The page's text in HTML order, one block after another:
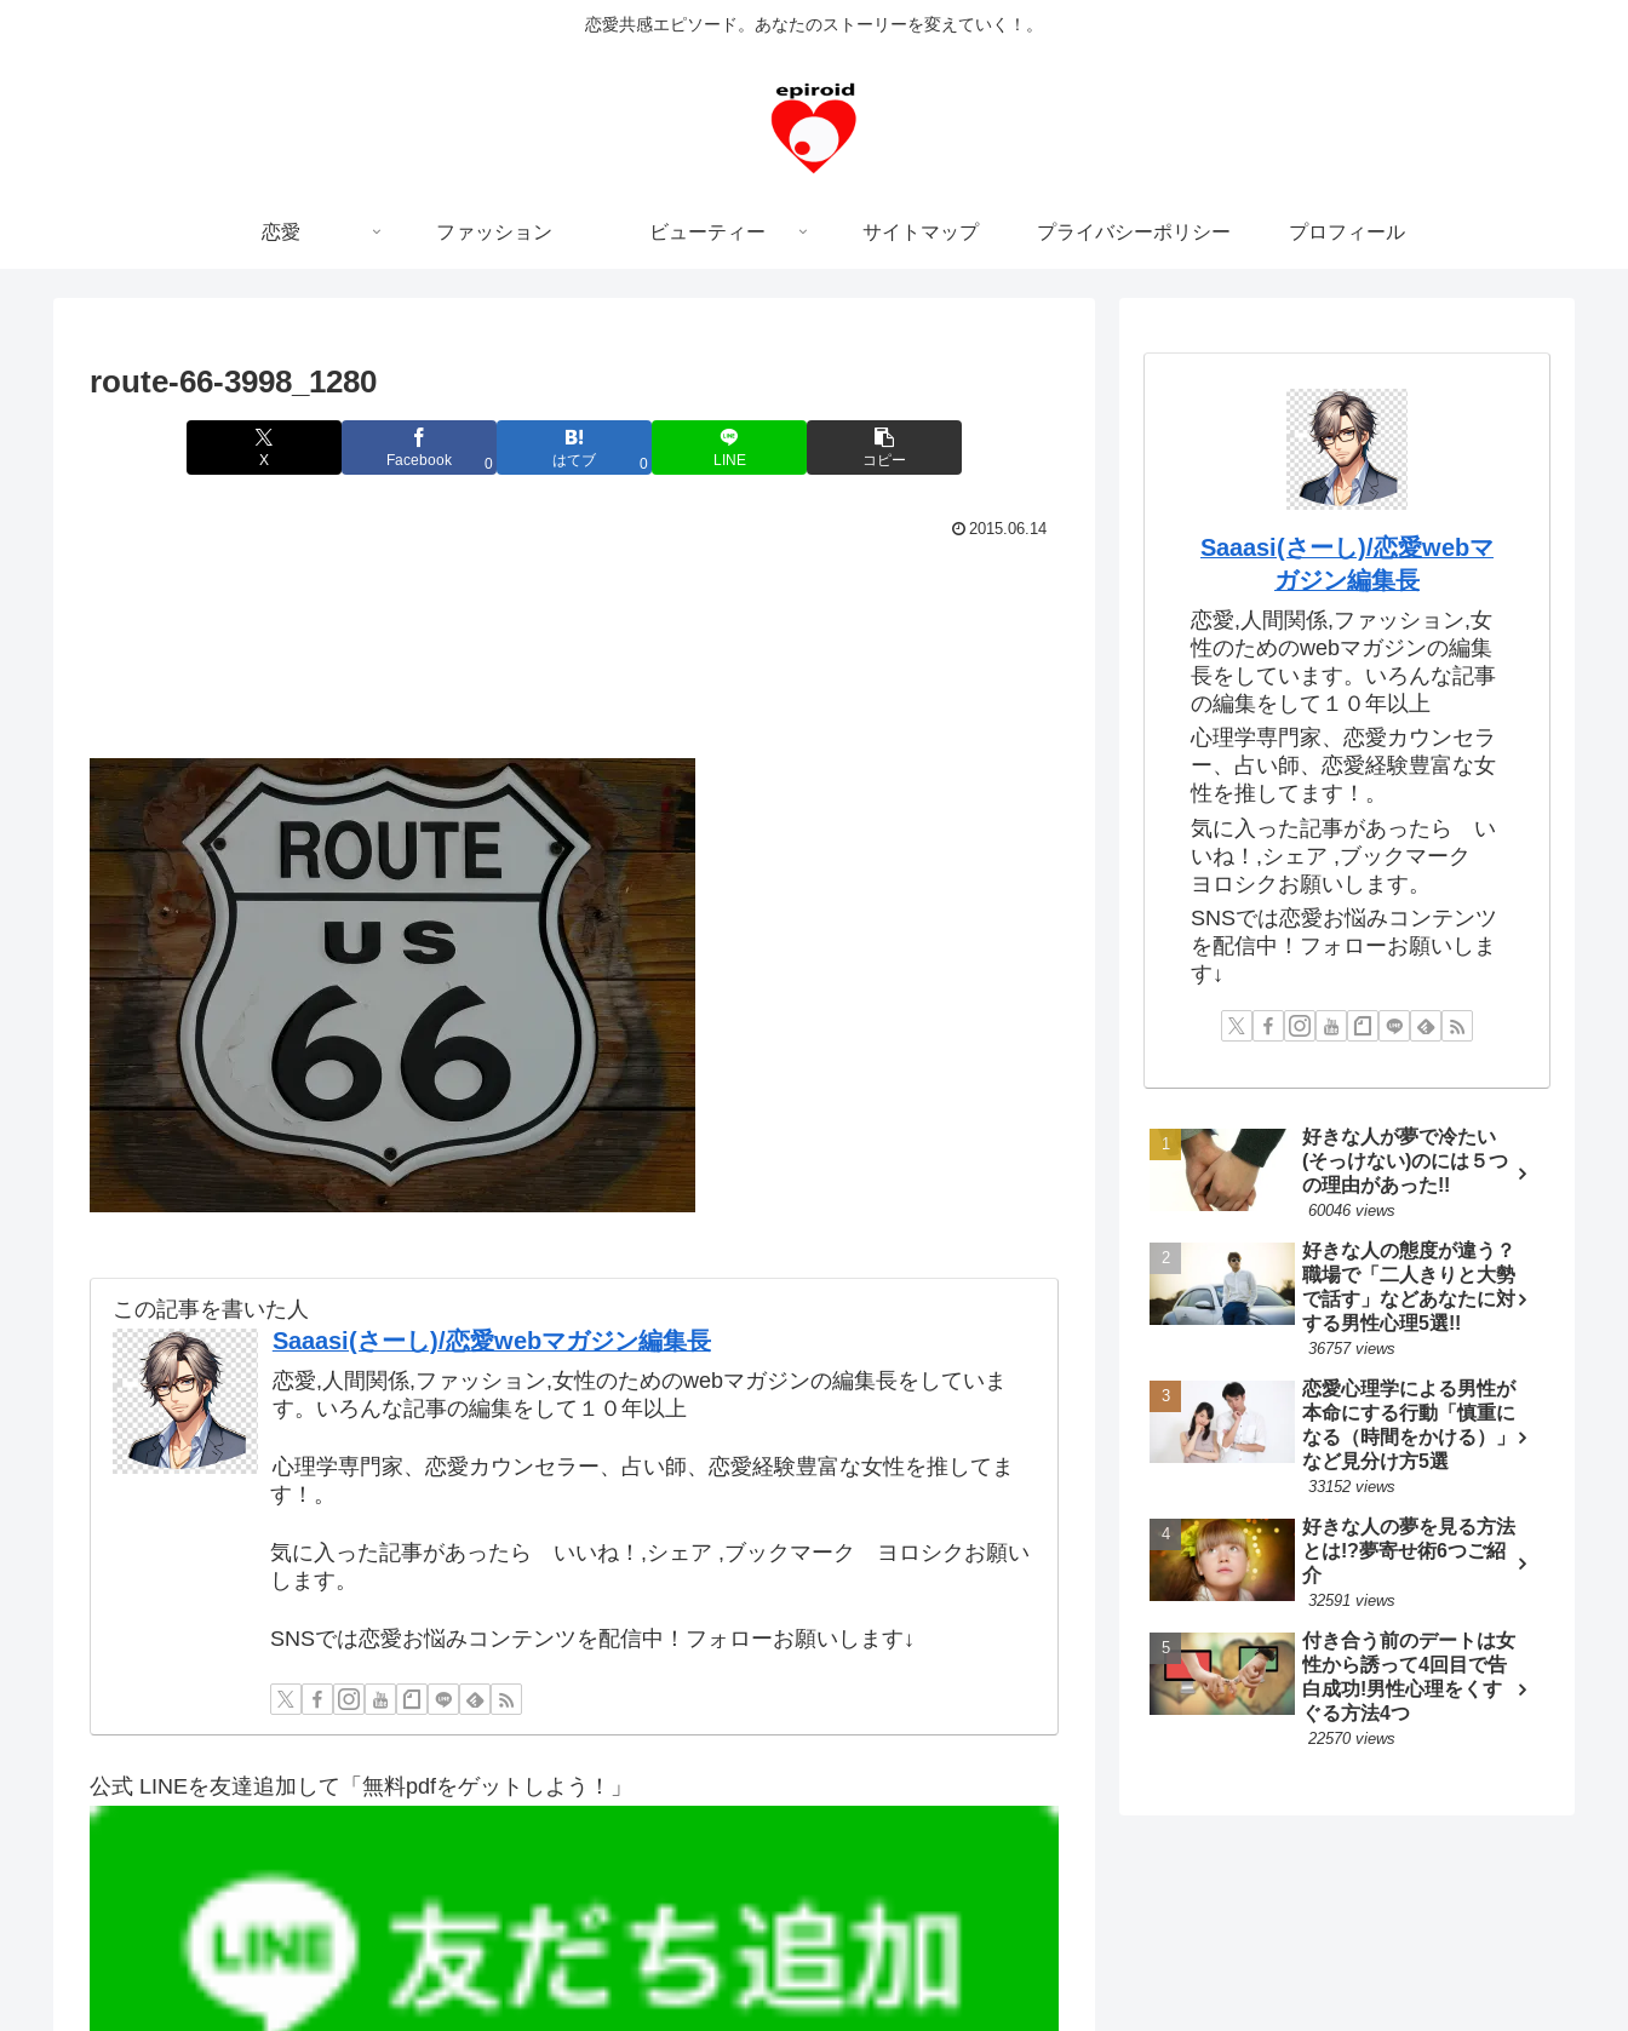
恋愛共感エピソード。あなたのストーリーを変えていく！。
恋愛 ファッション ビューティー サイトマップ プライバシーポリシー プロフィール
route-66-3998_1280
X Facebook 0 はてブ 0 LINE コピー
2015.06.14
この記事を書いた人
Saaasi(さーし)/恋愛webマガジン編集長
恋愛,人間関係,ファッション,女性のためのwebマガジンの編集長をしていま
す。いろんな記事の編集をして１０年以上
心理学専門家、恋愛カウンセラー、占い師、恋愛経験豊富な女性を推してま
す！。
気に入った記事があったら いいね！,シェア ,ブックマーク ヨロシクお願い
します。
SNSでは恋愛お悩みコンテンツを配信中！フォローお願いします↓
公式 LINEを友達追加して「無料pdfをゲットしよう！」
Saaasi(さーし)/恋愛webマ
ガジン編集長
恋愛,人間関係,ファッション,女
性のためのwebマガジンの編集
長をしています。いろんな記事
の編集をして１０年以上
心理学専門家、恋愛カウンセラ
ー、占い師、恋愛経験豊富な女
性を推してます！。
気に入った記事があったら い
いね！,シェア ,ブックマーク
ヨロシクお願いします。
SNSでは恋愛お悩みコンテンツ
を配信中！フォローお願いしま
す↓
好きな人が夢で冷たい
(そっけない)のには５つ
の理由があった!!
60046 views
好きな人の態度が違う？
職場で「二人きりと大勢
で話す」などあなたに対
する男性心理5選!!
36757 views
恋愛心理学による男性が
本命にする行動「慎重に
なる（時間をかける）」
など見分け方5選
33152 views
好きな人の夢を見る方法
とは!?夢寄せ術6つご紹
介
32591 views
付き合う前のデートは女
性から誘って4回目で告
白成功!男性心理をくす
ぐる方法4つ
22570 views